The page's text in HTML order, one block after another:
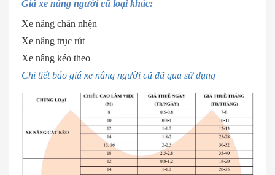
Giá xe nâng người cũ loại khác:
Xe nâng chân nhện
Xe nâng trục rút
Xe nâng kéo theo
Chi tiết báo giá xe nâng người cũ đã qua sử dụng